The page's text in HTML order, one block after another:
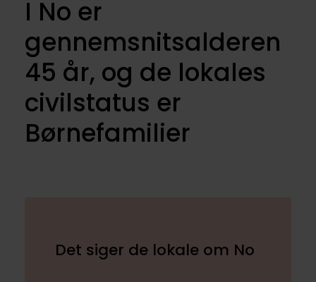
I No er
gennemsnitsalderen
45 år, og de lokales
civilstatus er
Børnefamilier
Det siger de lokale om No